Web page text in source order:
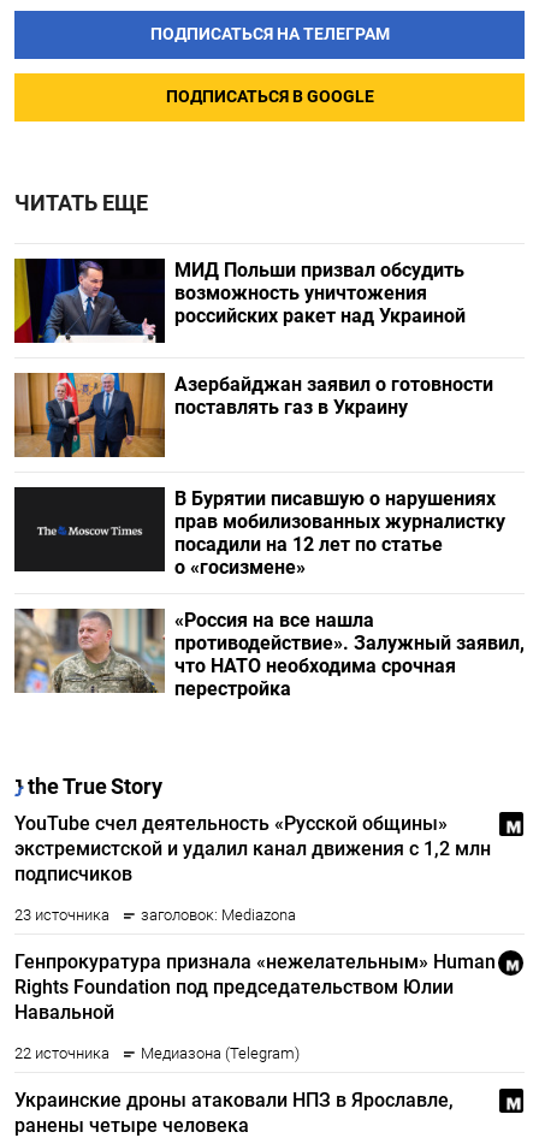
ПОДПИСАТЬСЯ НА ТЕЛЕГРАМ
ПОДПИСАТЬСЯ В GOOGLE
ЧИТАТЬ ЕЩЕ
МИД Польши призвал обсудить
возможность уничтожения
российских ракет над Украиной
Азербайджан заявил о готовности
поставлять газ в Украину
В Бурятии писавшую о нарушениях
прав мобилизованных журналистку
посадили на 12 лет по статье
о «госизмене»
«Россия на все нашла
противодействие». Залужный заявил,
что НАТО необходима срочная
перестройка